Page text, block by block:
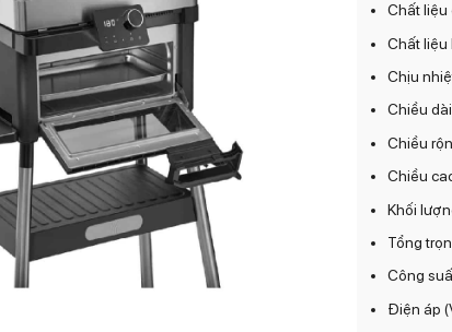
Chất liệu
Chất liệu
Chịu
Chiều
Chiều
Chiều
Khối
Tổng
Công
Điện áp